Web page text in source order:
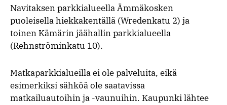
Navitaksen parkkialueella Ämmäkosken
puoleisella hiekkakentällä (Wredenkatu 2) ja
toinen Kämärin jäähallin parkkialueella
(Rehnströminkatu 10).
Matkaparkkialueilla ei ole palveluita, eikä
esimerkiksi sähköä ole saatavissa
matkailuautoihin ja -vaunuihin. Kaupunki lähtee